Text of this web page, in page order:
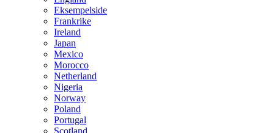
Eksempelside
Frankrike
Ireland
Japan
Mexico
Morocco
Netherland
Nigeria
Norway
Poland
Portugal
Scotland